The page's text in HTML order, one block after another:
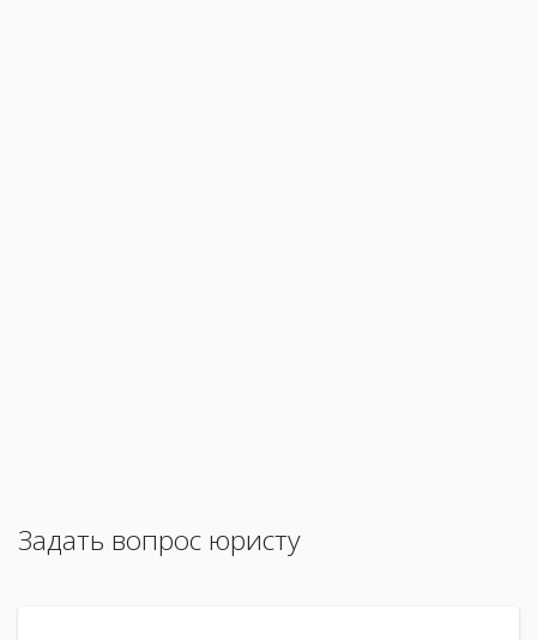
Задать вопрос юристу